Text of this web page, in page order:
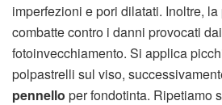
imperfezioni e pori dilatati. Inoltre,
combatte contro i danni provocati
fotoinvecchiamento. Si applica
polpastrelli sul viso,
pennello per fondotinta. Ripetiamo